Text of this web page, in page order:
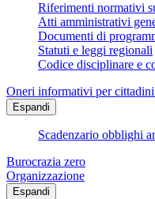
Riferimenti normativi
Atti amministrativi
Documenti di
Statuti e leggi regionali
Codice disciplinare e
Oneri informativi per cittadini
Espandi
Scadenzario obblighi
Burocrazia zero
Organizzazione
Espandi